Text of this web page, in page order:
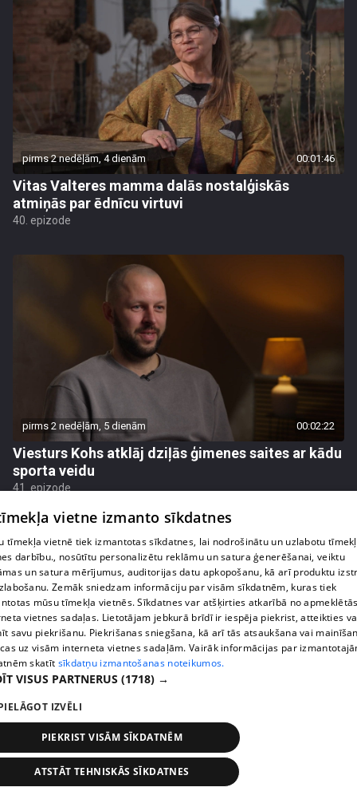
pirms 2 nedēļām, 4 dienām 00:01:46
Vitas Valteres mamma dalās nostalģiskās
atmiņās par ēdnīcu virtuvi
40. epizode
pirms 2 nedēļām, 5 dienām 00:02:22
Viesturs Kohs atklāj dziļās ģimenes saites ar kādu
sporta veidu
41. epizode
"Man gribējās būt tādai seksīgai!" Estere Bindre
atklāj savu fotosesijas pieredzi
42. epizode
vietne izmanto sīkdatnes
tīmekļa vietnē tiek izmantotas sīkdatnes, lai nodrošinātu un uzlabotu
darbību., nosūtītu personalizētu reklāmu un satura ģenerēšanai, veiktu
un satura mērījumus, auditorijas datu apkopošanu, kā arī produktu
Zemāk sniedzam informāciju par visām sīkdatnēm, kuras tiek
mūsu tīmekļa vietnēs. Sīkdatnes var atšķirties atkarībā no
vietnes sadaļas. Lietotājam jebkurā brīdī ir iespēja piekrist, atteikties
savu piekrišanu. Piekrišanas sniegšana, kā arī tās atsaukšana vai
uz visām interneta vietnes sadaļām. Vairāk informācijas par
skatīt sīkdatņu izmantošanas noteikumos.
VISUS PARTNERUS (1718) →
IZVĒLI
PIEKRIST VISĀM SĪKDATNĒM
ATSTĀT TEHNISKĀS SĪKDATNES